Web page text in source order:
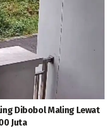
Dibobol Maling Lewat
Juta